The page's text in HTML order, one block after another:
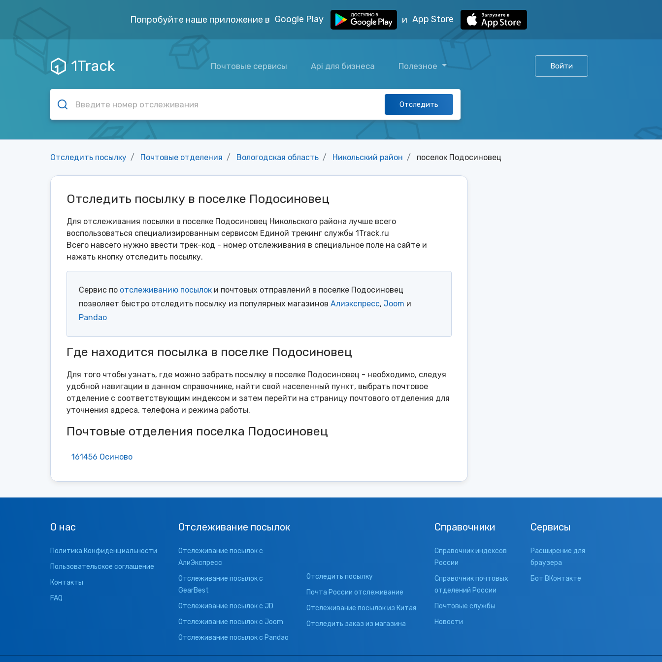
Попробуйте наше приложение в Google Play и App Store
1Track Почтовые сервисы Api для бизнеса Полезное Войти
Отследить
Отследить посылку Почтовые отделения Вологодская область Никольский район поселок Подосиновец
Отследить посылку в поселке Подосиновец
Для отслеживания посылки в поселке Подосиновец Никольского района лучше всего
воспользоваться специализированным сервисом Единой трекинг службы 1Track.ru
Всего навсего нужно ввести трек-код - номер отслеживания в специальное поле на сайте и
нажать кнопку отследить посылку.
Сервис по отслеживанию посылок и почтовых отправлений в поселке Подосиновец
позволяет быстро отследить посылку из популярных магазинов Алиэкспресс, Joom и
Pandao
Где находится посылка в поселке Подосиновец
Для того чтобы узнать, где можно забрать посылку в поселке Подосиновец - необходимо, следуя
удобной навигации в данном справочнике, найти свой населенный пункт, выбрать почтовое
отделение с соответствующим индексом и затем перейти на страницу почтового отделения для
уточнения адреса, телефона и режима работы.
Почтовые отделения поселка Подосиновец
161456 Осиново
О нас
Политика Конфиденциальности
Пользовательское соглашение
Контакты
FAQ
Отслеживание посылок
Отслеживание посылок с
АлиЭкспресс
Отслеживание посылок с
GearBest
Отслеживание посылок с JD
Отслеживание посылок с Joom
Отслеживание посылок с Pandao
Отследить посылку
Почта России отслеживание
Отслеживание посылок из Китая
Отследить заказ из магазина
Справочники
Справочник индексов
России
Справочник почтовых
отделений России
Почтовые службы
Новости
Сервисы
Расширение для
браузера
Бот ВКонтакте